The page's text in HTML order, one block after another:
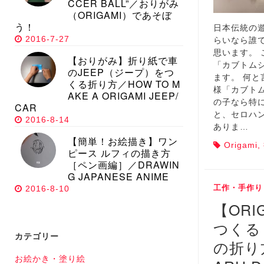
日本伝統の
らいなら誰
思います。
「カブトム
ます。 何と
様「カブト
の子なら特
と、セロハ
ありま…
Origami,
工作・手作り
【
つく
の折
CCER BALL”／おりがみ
（ORIGAMI）であそぼ
う！
2016-7-27
【おりがみ】折り紙で車
のJEEP（ジープ）をつ
くる折り方／HOW TO M
AKE A ORIGAMI JEEP/
CAR
2016-8-14
【簡単！お絵描き】ワン
ピース ルフィの描き方
［ペン画編］／DRAWIN
G JAPANESE ANIME
2016-8-10
カテゴリー
お絵かき・塗り絵